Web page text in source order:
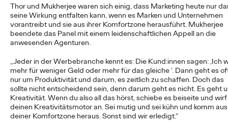
Thor und Mukherjee waren sich einig, dass Marketing heute nur
seine Wirkung entfalten kann, wenn es Marken und Unternehmen
vorantreibt und sie aus ihrer Komfortzone herausführt. Mukherjee
beendete das Panel mit einem leidenschaftlichen Appell an die
anwesenden Agenturen.
„Jeder in der Werbebranche kennt es: Die Kund:innen sagen: ‚Ich
mehr für weniger Geld oder mehr für das gleiche ‘. Dann geht es
nur um Produktivität und darum, es zeitlich zu schaffen. Doch das
sollte nicht entscheidend sein, denn darum geht es nicht. Es geht
Kreativität. Wenn du also all das hörst, schiebe es beiseite und wirf
deinen Kreativitätsmotor an. Sei mutig und sei kühn und komm aus
deiner Komfortzone heraus. Sonst sind wir erledigt.“
NEWS
Deutsche Bahn und
Ogilvy KI-kreieren
magische Momente.
Roland Stauber 18/05/2026